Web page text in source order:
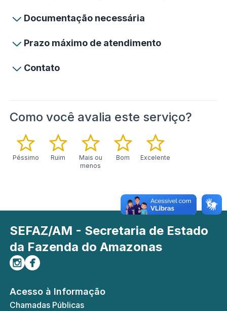
Documentação necessária
Prazo máximo de atendimento
Contato
Como você avalia este serviço?
Péssimo Ruim
Mais ou
menos
Bom Excelente
SEFAZ/AM - Secretaria de Estado
da Fazenda do Amazonas
Siga-nos no Instagram
Curta-nos no Facebook
Acesso à Informação
Chamadas Públicas